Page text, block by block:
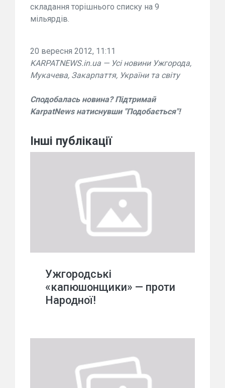
складання торішнього списку на 9
мільярдів.
20 вересня 2012, 11:11
KARPATNEWS.in.ua — Усі новини Ужгорода,
Мукачева, Закарпаття, України та світу
Сподобалась новина? Підтримай
KarpatNews натиснувши "Подобається"!
Інші публікації
Ужгородські
«капюшонщики» — проти
Народної!